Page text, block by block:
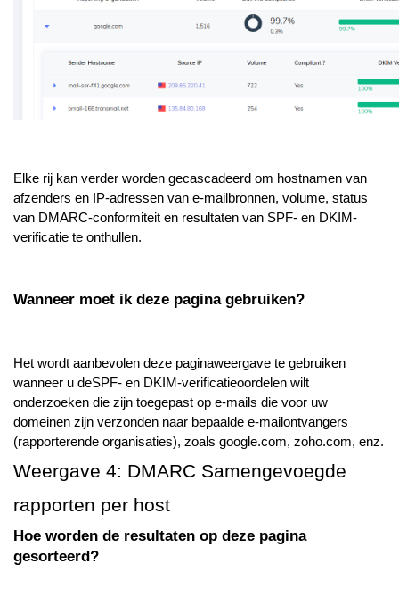
Elke rij kan verder worden gecascadeerd om hostnamen van
afzenders en IP-adressen van e-mailbronnen, volume, status
van DMARC-conformiteit en resultaten van SPF- en DKIM-
verificatie te onthullen.
Wanneer moet ik deze pagina gebruiken?
Het wordt aanbevolen deze paginaweergave te gebruiken
wanneer u deSPF- en DKIM-verificatieoordelen wilt
onderzoeken die zijn toegepast op e-mails die voor uw
domeinen zijn verzonden naar bepaalde e-mailontvangers
(rapporterende organisaties), zoals google.com, zoho.com, enz.
Weergave 4: DMARC Samengevoegde
rapporten per host
Hoe worden de resultaten op deze pagina
gesorteerd?